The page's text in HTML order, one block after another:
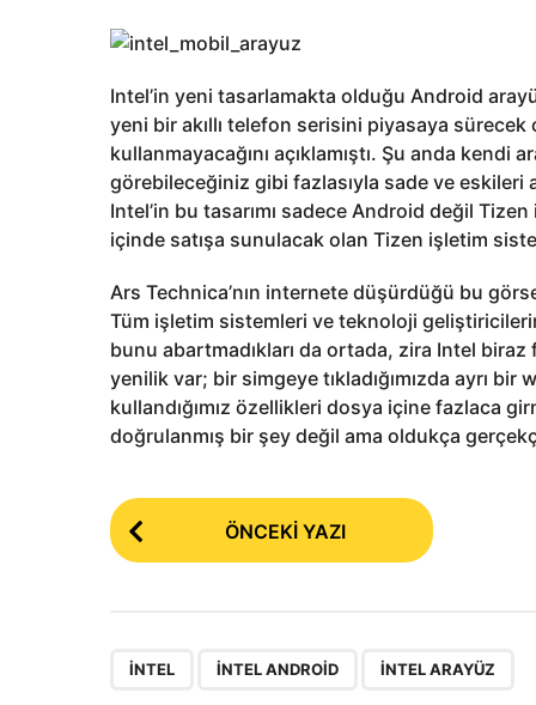
ı
a
g
o
Intel’in yeni tasarlamakta olduğu Android
yeni bir akıllı telefon serisini piyasaya
kullanmayacağını açıklamıştı. Şu anda
görebileceğiniz gibi fazlasıyla sade ve eskileri
Intel’in bu tasarımı sadece Android değil
içinde satışa sunulacak olan Tizen işletim
Ars Technica’nın internete düşürdüğü bu
Tüm işletim sistemleri ve teknoloji
bunu abartmadıkları da ortada, zira Intel
yenilik var; bir simgeye tıkladığımızda ayrı bir
kullandığımız özellikleri dosya içine fazlaca
doğrulanmış bir şey değil ama oldukça
P
o
P
ÖNCEKI YAZI
INTEL INTEL ANDROID INTEL ARAYÜZ